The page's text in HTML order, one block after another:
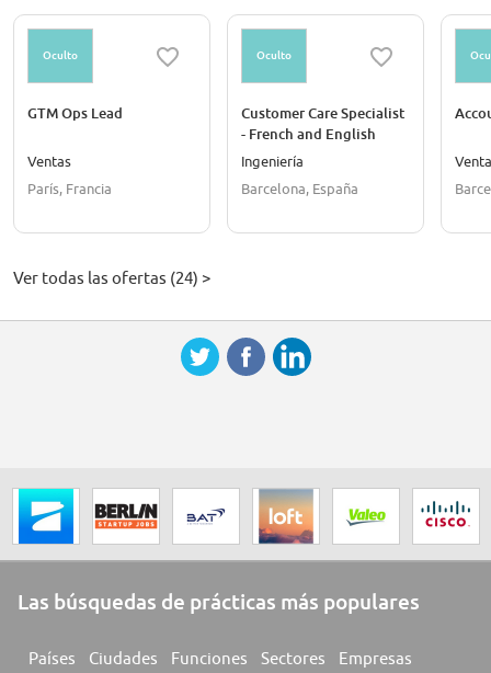
Oculto
GTM Ops Lead
Ventas
París, Francia
Oculto
Customer Care Specialist
- French and English
speaker
Ingeniería
Barcelona, España
Ver todas las ofertas (24) >
Las búsquedas de prácticas más populares
Países Ciudades Funciones Sectores Empresas